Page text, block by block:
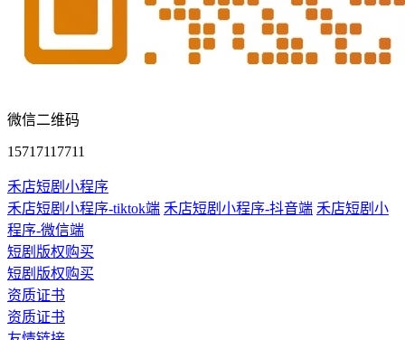
微信二维码
15717117711
禾店短剧小程序
禾店短剧小程序-tiktok端 禾店短剧小程序-抖音端 禾店短剧小
程序-微信端
短剧版权购买
短剧版权购买
资质证书
资质证书